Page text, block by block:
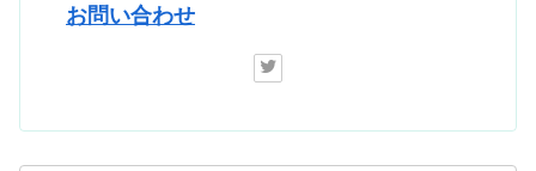
お問い合わせ